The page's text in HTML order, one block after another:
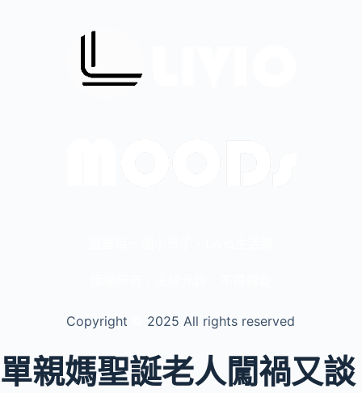
Copyright 2025 All rights reserved
單親媽聖誕老人闖禍又談